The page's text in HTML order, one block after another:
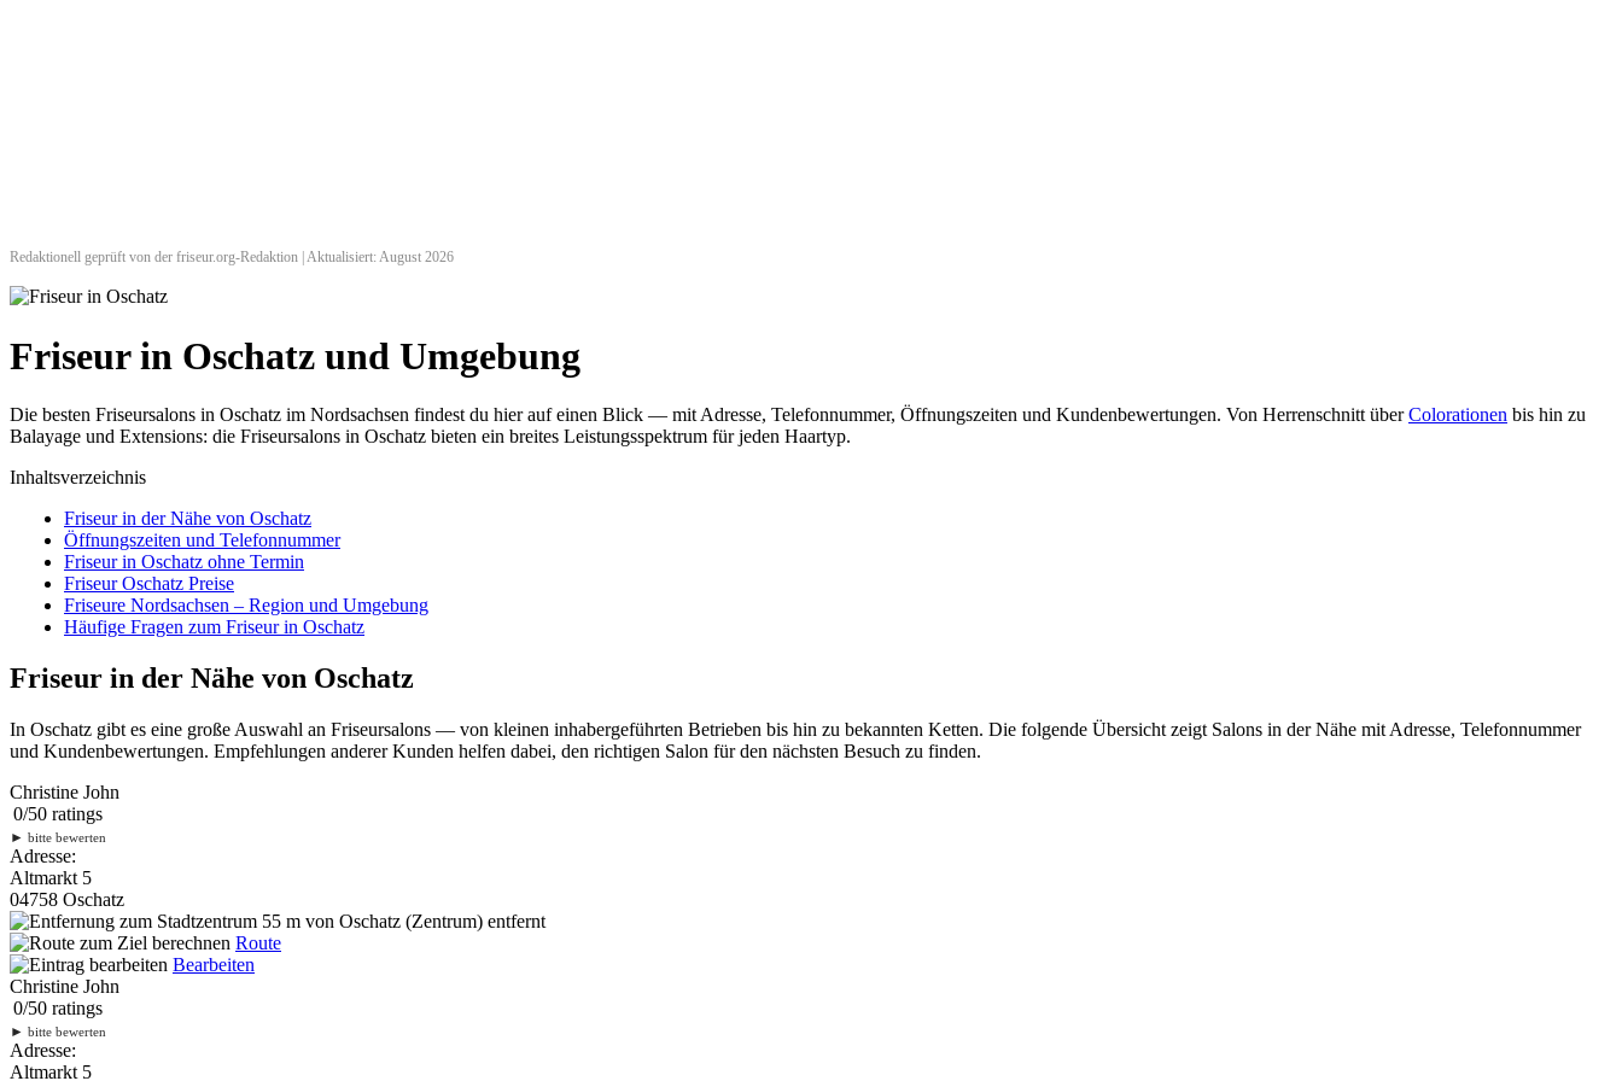
Redaktionell geprüft von der friseur.org-Redaktion | Aktualisiert: August 2026
Friseur in Oschatz und Umgebung
Die besten Friseursalons in Oschatz im Nordsachsen findest du hier auf einen Blick — mit Adresse, Telefonnummer, Öffnungszeiten und Kundenbewertungen. Von Herrenschnitt überColorationen bis hin zu
Balayage und Extensions: die Friseursalons in Oschatz bieten ein breites Leistungsspektrum für jeden Haartyp.
Inhaltsverzeichnis
Friseur in der Nähe von Oschatz
Öffnungszeiten und Telefonnummer
Friseur in Oschatz ohne Termin
Friseur Oschatz Preise
Friseure Nordsachsen – Region und Umgebung
Häufige Fragen zum Friseur in Oschatz
Friseur in der Nähe von Oschatz
In Oschatz gibt es eine große Auswahl an Friseursalons — von kleinen inhabergeführten Betrieben bis hin zu bekannten Ketten. Die folgende Übersicht zeigt Salons in der Nähe mit Adresse, Telefonnummer
und Kundenbewertungen. Empfehlungen anderer Kunden helfen dabei, den richtigen Salon für den nächsten Besuch zu finden.
Christine John
0/50 ratings
► bitte bewerten
Adresse:
Altmarkt 5
04758 Oschatz
55 m von Oschatz (Zentrum) entfernt
Route
Bearbeiten
Christine John
0/50 ratings
► bitte bewerten
Adresse:
Altmarkt 5